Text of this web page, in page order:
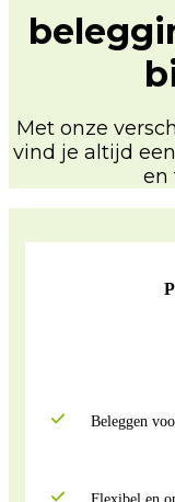
Met onze
vind je altijd
en
Beleggen